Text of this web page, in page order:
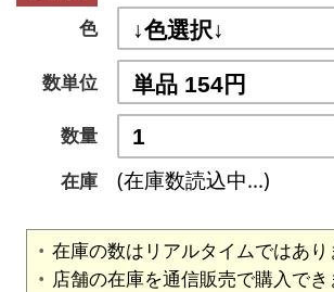
色
数単位
数量
在庫
(在庫数読込中...)
在庫の数はリアルタイムではあり
店舗の在庫を通信販売で購入でき